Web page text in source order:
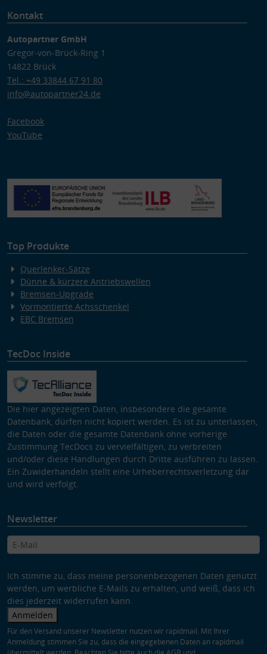
Kontakt
Autopartner GmbH
Gregor-von-Brück-Ring 1
14822 Brück
Tel.: +49 33844 67 91 80
info@autopartner24.de
Facebook
YouTube
Top Produkte
Querlenker-Sätze
Dünne & kürzere Antriebswellen
Bremsen-Upgrade
Vormontierte Achsschenkel
EBC Bremsen
TecDoc Inside
Die hier angezeigten Daten, insbesondere die gesamte
Datenbank, dürfen nicht kopiert werden. Es ist zu unterlassen,
die Daten oder die gesamte Datenbank ohne vorherige
Zustimmung TecDocs zu vervielfältigen, zu verbreiten
und/oder diese Handlungen durch Dritte ausführen zu lassen.
Ein Zuwiderhandeln stellt eine Urheberrechtsverletzung dar
und wird verfolgt.
Newsletter
Ich stimme zu, dass meine personenbezogenen Daten genutzt
werden, um werbliche E-Mails zu erhalten, und weiß, dass ich
dies jederzeit widerrufen kann.
Anmelden
Für den Versand unserer Newsletter nutzen wir rapidmail. Mit Ihrer
Anmeldung stimmen Sie zu, dass die eingegebenen Daten an rapidmail